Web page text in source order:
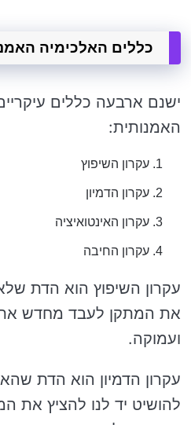
כללים האלכימיה
ישנם ארבעה כללים
האמנותית:
עקרון השיפוץ
עקרון הדמיון
עקרון האינטואיציה
עקרון החיבה
עקרון השיפוץ הוא הדת
את המתקן לעבד מחדש את
ועמוקה.
עקרון הדמיון הוא הדת
להושיט יד לנו להציץ את